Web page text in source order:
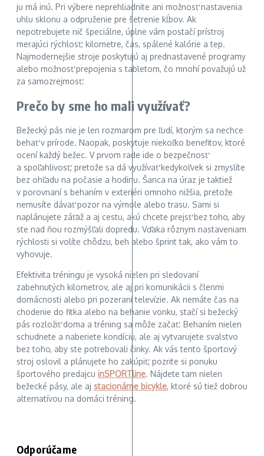
ju má inú. Pri výbere neprehliadnite ani možnosť nastavenia
uhlu sklonu a odpruženie pre šetrenie kĺbov. Ak
nepotrebujete nič špeciálne, úplne vám postačí prístroj
merajúci rýchlosť, kilometre, čas, spálené kalórie a tep.
Najmodernejšie stroje poskytujú aj prednastavené programy
alebo možnosť prepojenia s tabletom, čo mnohí považujú už
za samozrejmosť.
Prečo by sme ho mali využívať?
Bežecký pás nie je len rozmarom pre ľudí, ktorým sa nechce
behať v prírode. Naopak, poskytuje niekoľko benefitov, ktoré
ocení každý bežec. V prvom rade ide o bezpečnosť
a spoľahlivosť, pretože sa dá využívať kedykoľvek si zmyslíte
bez ohľadu na počasie a hodinu. Šanca na úraz je taktiež
v porovnaní s behaním v exteriéri omnoho nižšia, pretože
nemusíte dávať pozor na výmole alebo trasu. Sami si
naplánujete záťaž a aj cestu, akú chcete prejsť bez toho, aby
ste nad ňou rozmýšľali dopredu. Vďaka rôznym nastaveniam
rýchlosti si volíte chôdzu, beh alebo šprint tak, ako vám to
vyhovuje.
Efektivita tréningu je vysoká nielen pri sledovaní
zabehnutých kilometrov, ale aj pri komunikácii s členmi
domácnosti alebo pri pozeraní televízie. Ak nemáte čas na
chodenie do fitka alebo na behanie vonku, stačí si bežecký
pás rozložiť doma a tréning sa môže začať. Behaním nielen
schudnete a naberiete kondíciu, ale aj vytvarujete svalstvo
bez toho, aby ste potrebovali činky. Ak vás tento športový
stroj oslovil a plánujete ho zakúpiť, pozrite si ponuku
športového predajcu inSPORTline. Nájdete tam nielen
bežecké pásy, ale aj stacionárne bicykle, ktoré sú tiež dobrou
alternatívou na domáci tréning.
Odporúčame